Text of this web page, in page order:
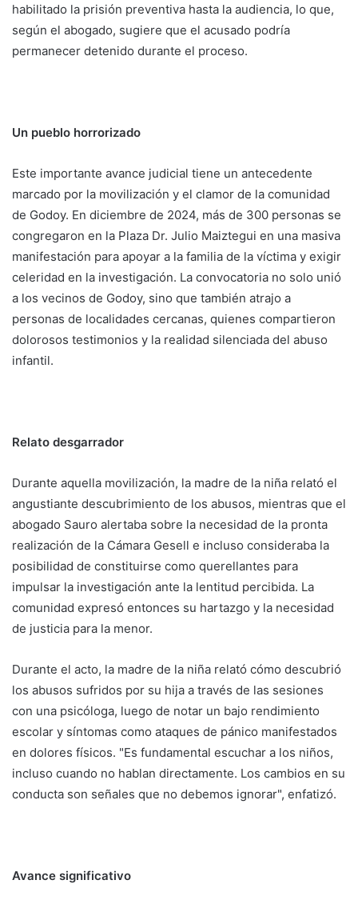
habilitado la prisión preventiva hasta la audiencia, lo que,
según el abogado, sugiere que el acusado podría
permanecer detenido durante el proceso.
Un pueblo horrorizado
Este importante avance judicial tiene un antecedente
marcado por la movilización y el clamor de la comunidad
de Godoy. En diciembre de 2024, más de 300 personas se
congregaron en la Plaza Dr. Julio Maiztegui en una masiva
manifestación para apoyar a la familia de la víctima y exigir
celeridad en la investigación. La convocatoria no solo unió
a los vecinos de Godoy, sino que también atrajo a
personas de localidades cercanas, quienes compartieron
dolorosos testimonios y la realidad silenciada del abuso
infantil.
Relato desgarrador
Durante aquella movilización, la madre de la niña relató el
angustiante descubrimiento de los abusos, mientras que el
abogado Sauro alertaba sobre la necesidad de la pronta
realización de la Cámara Gesell e incluso consideraba la
posibilidad de constituirse como querellantes para
impulsar la investigación ante la lentitud percibida. La
comunidad expresó entonces su hartazgo y la necesidad
de justicia para la menor.
Durante el acto, la madre de la niña relató cómo descubrió
los abusos sufridos por su hija a través de las sesiones
con una psicóloga, luego de notar un bajo rendimiento
escolar y síntomas como ataques de pánico manifestados
en dolores físicos. "Es fundamental escuchar a los niños,
incluso cuando no hablan directamente. Los cambios en su
conducta son señales que no debemos ignorar", enfatizó.
Avance significativo